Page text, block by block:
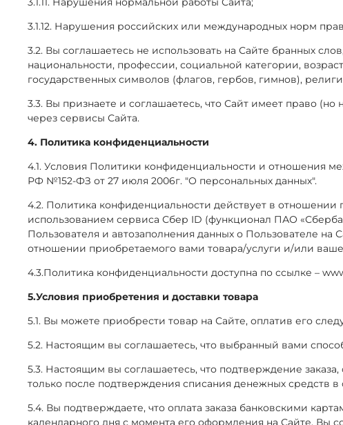
3.1.12. Нарушения российских или международных норм
3.2. Вы соглашаетесь не использовать на Сайте бранных
национальности, профессии, социальной категории,
государственных символов (флагов, гербов, гимнов),
3.3. Вы признаете и соглашаетесь, что Сайт имеет право
через сервисы Сайта.
4. Политика конфиденциальности
4.1. Условия Политики конфиденциальности и отношения
РФ №152-ФЗ от 27 июля 2006г. "О персональных данных".
4.2. Политика конфиденциальности действует в
использованием сервиса Сбер ID (функционал ПАО
Пользователя и автозаполнения данных о Пользователе на
отношении приобретаемого вами товара/услуги и/или
4.3.Политика конфиденциальности доступна по ссылке –
5.Условия приобретения и доставки товара
5.1. Вы можете приобрести товар на Сайте, оплатив его
5.2. Настоящим вы соглашаетесь, что выбранный вами
5.3. Настоящим вы соглашаетесь, что подтверждение
только после подтверждения списания денежных средств в
5.4. Вы подтверждаете, что оплата заказа банковскими
календарного дня с момента его оформления на Сайте. Вы